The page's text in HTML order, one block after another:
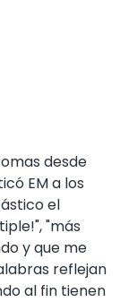
desde
EM a los
el
"más
y que me
reflejan
al fin tienen